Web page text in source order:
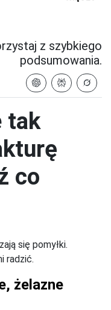
z szybkiego
podsumowania.
tak
co
się pomyłki.
radzić.
żelazne